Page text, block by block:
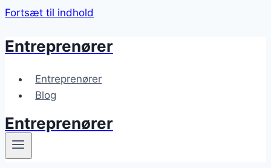
Fortsæt til indhold
Entreprenører
Entreprenører
Blog
Entreprenører